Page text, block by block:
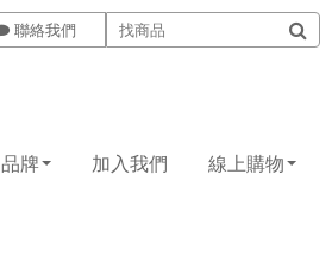
聯絡我們
品牌 加入我們 線上購物